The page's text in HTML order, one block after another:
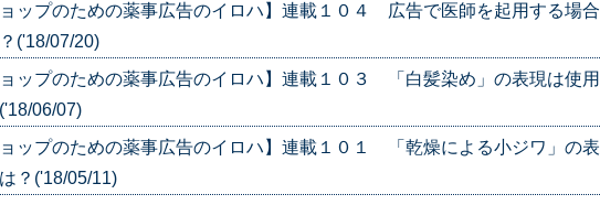
ョップのための薬事広告のイロハ】連載１０４ 広告で医師を起用する場合
('18/07/20)
ョップのための薬事広告のイロハ】連載１０３ 「白髪染め」の表現は使用
06/07)
ョップのための薬事広告のイロハ】連載１０１ 「乾燥による小ジワ」の表
？('18/05/11)